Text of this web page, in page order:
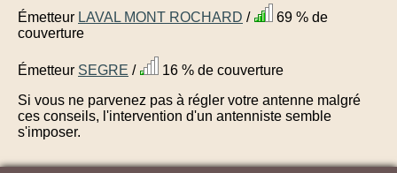
Émetteur LAVAL MONT ROCHARD /
69 % de
couverture
Émetteur SEGRE /
16 % de couverture
Si vous ne parvenez pas à régler votre antenne malgré
ces conseils, l'intervention d'un antenniste semble
s'imposer.